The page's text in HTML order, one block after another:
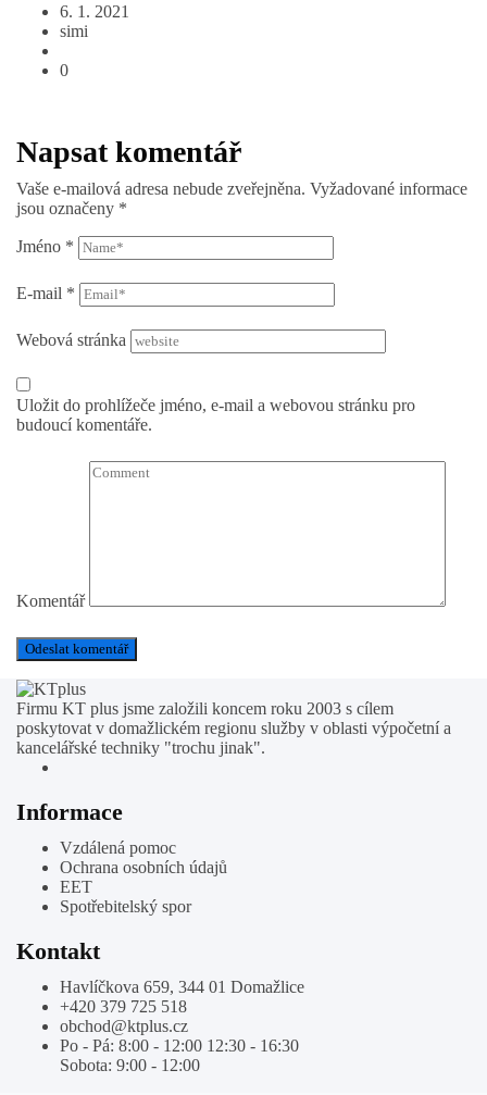
6. 1. 2021
simi
0
Napsat komentář
Vaše e-mailová adresa nebude zveřejněna. Vyžadované informace
jsou označeny *
Jméno *
E-mail *
Webová stránka
Uložit do prohlížeče jméno, e-mail a webovou stránku pro
budoucí komentáře.
Komentář
Firmu KT plus jsme založili koncem roku 2003 s cílem
poskytovat v domažlickém regionu služby v oblasti výpočetní a
kancelářské techniky "trochu jinak".
Informace
Vzdálená pomoc
Ochrana osobních údajů
EET
Spotřebitelský spor
Kontakt
Havlíčkova 659, 344 01 Domažlice
+420 379 725 518
obchod@ktplus.cz
Po - Pá: 8:00 - 12:00 12:30 - 16:30
Sobota: 9:00 - 12:00